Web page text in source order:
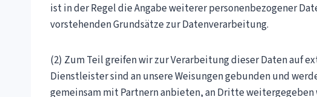
ist in der Regel die Angabe weiterer personenbezogener
vorstehenden Grundsätze zur Datenverarbeitung.
(2) Zum Teil greifen wir zur Verarbeitung dieser Daten auf
Dienstleister sind an unsere Weisungen gebunden und
gemeinsam mit Partnern anbieten, an Dritte